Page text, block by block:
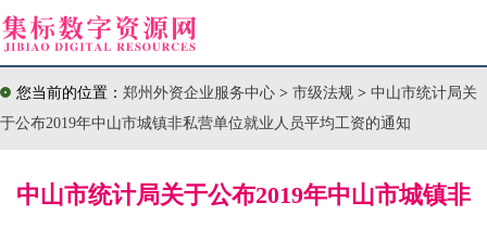
您当前的位置： 郑州外资企业服务中心 > 市级法规 > 中山市统计局关
于公布2019年中山市城镇非私营单位就业人员平均工资的通知
中山市统计局关于公布2019年中山市城镇非